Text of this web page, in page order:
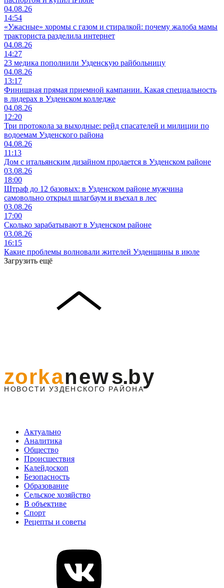
04.08.26
14:54
«Ужасные» хоромы с газом и стиралкой: почему жалоба мамы
тракториста разделила интернет
04.08.26
14:27
23 медика пополнили Узденскую райбольницу
04.08.26
13:17
Финишная прямая приемной кампании. Какая специальность
в лидерах в Узденском колледже
04.08.26
12:20
Три протокола за выходные: рейд спасателей и милиции по
водоемам Узденского района
04.08.26
11:13
Дом с итальянским дизайном продается в Узденском районе
03.08.26
18:00
Штраф до 12 базовых: в Узденском районе мужчина
самовольно открыл шлагбаум и въехал в лес
03.08.26
17:00
Сколько зарабатывают в Узденском районе
03.08.26
16:15
Какие проблемы волновали жителей Узденщины в июле
Загрузить ещё
Актуально
Аналитика
Общество
Происшествия
Калейдоскоп
Безопасность
Образование
Сельское хозяйство
В объективе
Спорт
Рецепты и советы